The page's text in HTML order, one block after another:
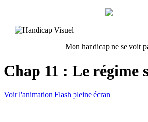
Mon handicap ne se voit
Chap 11 : Le régime
Voir l'animation Flash pleine écran.